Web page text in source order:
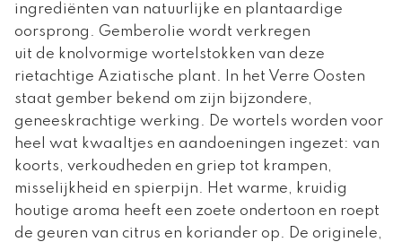
ingrediënten van natuurlijke en plantaardige
oorsprong. Gemberolie wordt verkregen
uit de knolvormige wortelstokken van deze
rietachtige Aziatische plant. In het Verre Oosten
staat gember bekend om zijn bijzondere,
geneeskrachtige werking. De wortels worden voor
heel wat kwaaltjes en aandoeningen ingezet: van
koorts, verkoudheden en griep tot krampen,
misselijkheid en spierpijn. Het warme, kruidig
houtige aroma heeft een zoete ondertoon en roept
de geuren van citrus en koriander op. De originele,